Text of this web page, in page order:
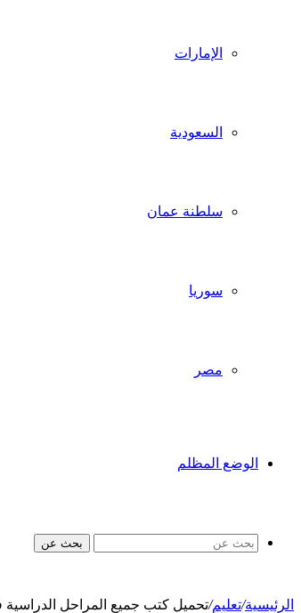
الإمارات
السعودية
سلطنة عمان
سوريا
مصر
الوضع المظلم
بحث عن
الرئيسية/تعليم/تحميل كتب جميع المراحل الدراسية